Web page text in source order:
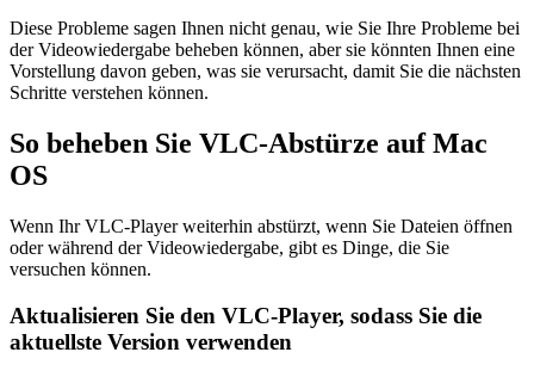
Diese Probleme sagen Ihnen nicht genau, wie Sie Ihre Probleme bei
der Videowiedergabe beheben können, aber sie könnten Ihnen eine
Vorstellung davon geben, was sie verursacht, damit Sie die nächsten
Schritte verstehen können.
So beheben Sie VLC-Abstürze auf Mac
OS
Wenn Ihr VLC-Player weiterhin abstürzt, wenn Sie Dateien öffnen
oder während der Videowiedergabe, gibt es Dinge, die Sie
versuchen können.
Aktualisieren Sie den VLC-Player, sodass Sie die
aktuellste Version verwenden